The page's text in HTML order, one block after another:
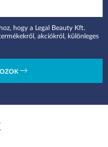
hogy a Legal Beauty Kft.
akciókról, különleges